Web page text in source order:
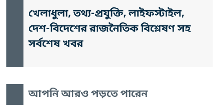
খেলাধুলা, তথ্য-প্রযুক্তি, লাইফস্টাইল,
দেশ-বিদেশের রাজনৈতিক বিশ্লেষণ সহ
সর্বশেষ খবর
আপনি আরও পড়তে পারেন